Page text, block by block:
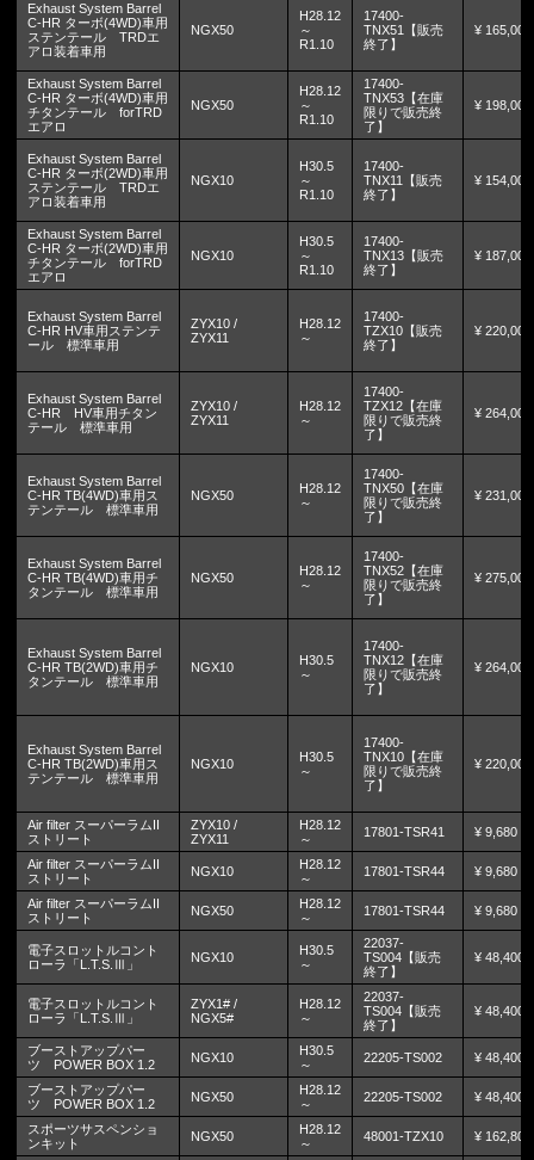
Exhaust System Barrel
C-HR ターボ(4WD)車用
ステンテール TRDエ
アロ装着車用
NGX50
H28.12
～
R1.10
17400-
TNX51【販売
終了】
¥ 165,000
Exhaust System Barrel
C-HR ターボ(4WD)車用
チタンテール forTRD
エアロ
NGX50
H28.12
～
R1.10
17400-
TNX53【在庫
限りで販売終
了】
¥ 198,000
Exhaust System Barrel
C-HR ターボ(2WD)車用
ステンテール TRDエ
アロ装着車用
NGX10
H30.5
～
R1.10
17400-
TNX11【販売
終了】
¥ 154,000
Exhaust System Barrel
C-HR ターボ(2WD)車用
チタンテール forTRD
エアロ
NGX10
H30.5
～
R1.10
17400-
TNX13【販売
終了】
¥ 187,000
Exhaust System Barrel
C-HR HV車用ステンテ
ール 標準車用
ZYX10 /
ZYX11
H28.12
～
17400-
TZX10【販売
終了】
¥ 220,000
Exhaust System Barrel
C-HR HV車用チタン
テール 標準車用
ZYX10 /
ZYX11
H28.12
～
17400-
TZX12【在庫
限りで販売終
了】
¥ 264,000
Exhaust System Barrel
C-HR TB(4WD)車用ス
テンテール 標準車用
NGX50
H28.12
～
17400-
TNX50【在庫
限りで販売終
了】
¥ 231,000
Exhaust System Barrel
C-HR TB(4WD)車用チ
タンテール 標準車用
NGX50
H28.12
～
17400-
TNX52【在庫
限りで販売終
了】
¥ 275,000
Exhaust System Barrel
C-HR TB(2WD)車用チ
タンテール 標準車用
NGX10
H30.5
～
17400-
TNX12【在庫
限りで販売終
了】
¥ 264,000
Exhaust System Barrel
C-HR TB(2WD)車用ス
テンテール 標準車用
NGX10
H30.5
～
17400-
TNX10【在庫
限りで販売終
了】
¥ 220,000
Air filter スーパーラムII
ストリート
ZYX10 /
ZYX11
H28.12
～
17801-TSR41 ¥ 9,680
Air filter スーパーラムII
ストリート
NGX10
H28.12
～
17801-TSR44 ¥ 9,680
Air filter スーパーラムII
ストリート
NGX50
H28.12
～
17801-TSR44 ¥ 9,680
電子スロットルコント
ローラ「L.T.S.Ⅲ」
NGX10
H30.5
～
22037-
TS004【販売
終了】
¥ 48,400
電子スロットルコント
ローラ「L.T.S.Ⅲ」
ZYX1# /
NGX5#
H28.12
～
22037-
TS004【販売
終了】
¥ 48,400
ブーストアップパー
ツ POWER BOX 1.2
NGX10
H30.5
～
22205-TS002 ¥ 48,400
ブーストアップパー
ツ POWER BOX 1.2
NGX50
H28.12
～
22205-TS002 ¥ 48,400
スポーツサスペンショ
ンキット
NGX50
H28.12
～
48001-TZX10 ¥ 162,800